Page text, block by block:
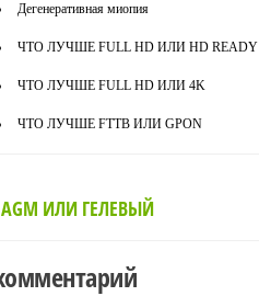
Дегенеративная миопия
ЧТО ЛУЧШЕ FULL HD ИЛИ HD READY
ЧТО ЛУЧШЕ FULL HD ИЛИ 4K
ЧТО ЛУЧШЕ FTTB ИЛИ GPON
ИЛИ ГЕЛЕВЫЙ